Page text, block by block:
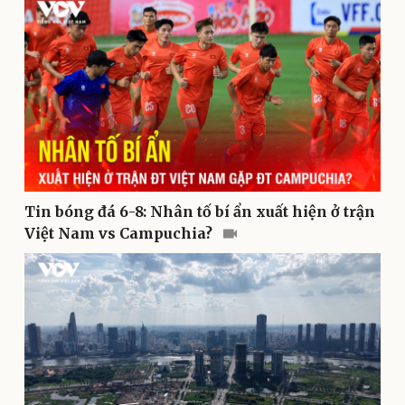
Pháp luật
Vụ án
Tin nóng
Tư vấn luật
Quân sự - Quốc phòng
Vũ khí
Việt Nam
Phân tích
Tin bóng đá 6-8: Nhân tố bí ẩn xuất hiện ở trận
Việt Nam vs Campuchia?